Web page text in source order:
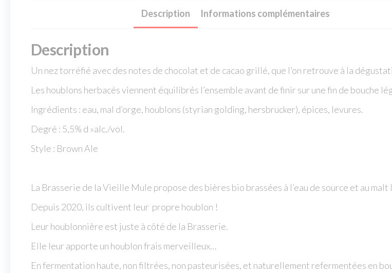
Description Informations complémentaires
Description
Un nez torréfié avec des notes de chocolat et de cacao grillé, que l’on retrouve à la
Les houblons herbacés viennent équilibrés l’ensemble avant de finir sur une fin de bouche
Ingrédients : eau, mal d’orge, houblons (styrian golding, hersbrucker), épices, levures.
Degré : 5,5% d »alc./vol.
Style : Brown Ale
La Brasserie de la Vieille Mule propose des bières bio brassées à l’eau de source et au malt
Depuis 2020, ils cultivent leur propre houblon !
Leur houblonnière est juste à côté de la Brasserie.
Elle leur apporte un houblon frais merveilleux…
En fermentation haute, non filtrées, non pasteurisées, et naturellement refermentées en